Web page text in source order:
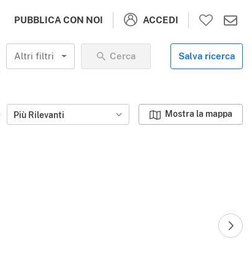
PUBBLICA CON NOI ACCEDI
Altri filtri Cerca Salva ricerca
Più Rilevanti Mostra la mappa